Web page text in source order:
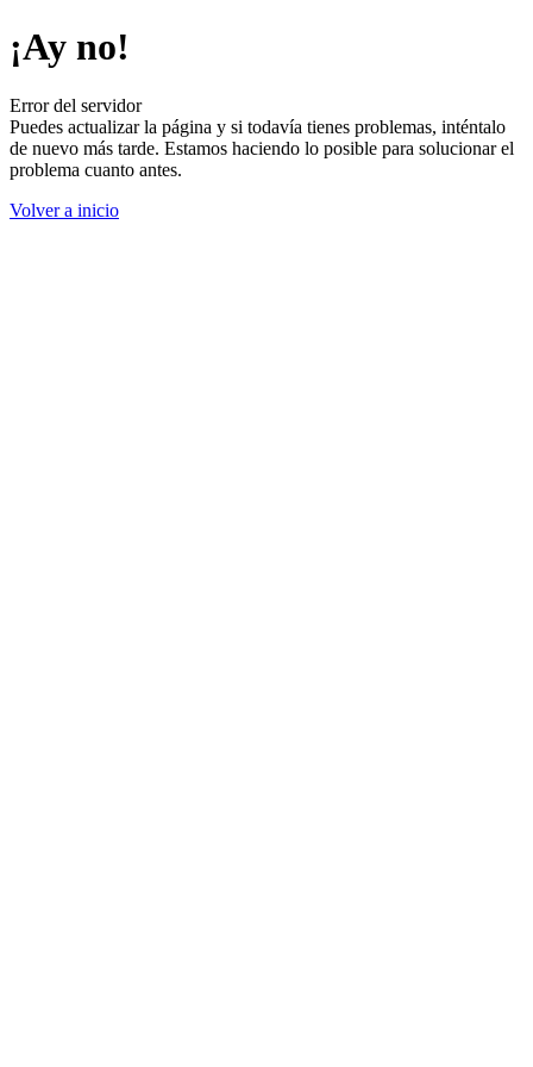
¡Ay no!
Error del servidor
Puedes actualizar la página y si todavía tienes problemas, inténtalo
de nuevo más tarde. Estamos haciendo lo posible para solucionar el
problema cuanto antes.
Volver a inicio